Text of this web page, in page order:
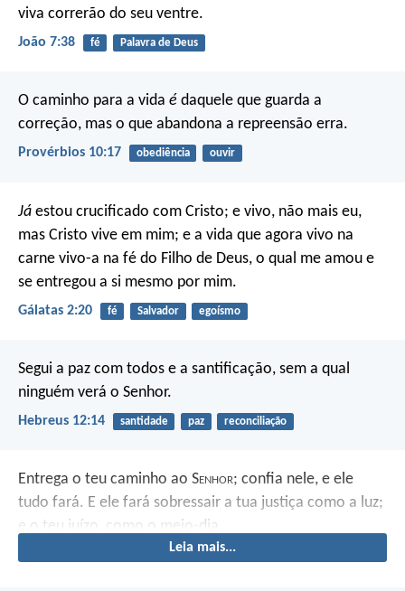
viva correrão do seu ventre.
João 7:38 fé Palavra de Deus
O caminho para a vida é daquele que guarda a
correção, mas o que abandona a repreensão erra.
Provérbios 10:17 obediência ouvir
Já estou crucificado com Cristo; e vivo, não mais eu,
mas Cristo vive em mim; e a vida que agora vivo na
carne vivo-a na fé do Filho de Deus, o qual me amou e
se entregou a si mesmo por mim.
Gálatas 2:20 fé Salvador egoísmo
Segui a paz com todos e a santificação, sem a qual
ninguém verá o Senhor.
Hebreus 12:14 santidade paz reconciliação
Entrega o teu caminho ao Senhor; confia nele, e ele
tudo fará. E ele fará sobressair a tua justiça como a luz;
e o teu juízo, como o meio-dia.
Leia mais...